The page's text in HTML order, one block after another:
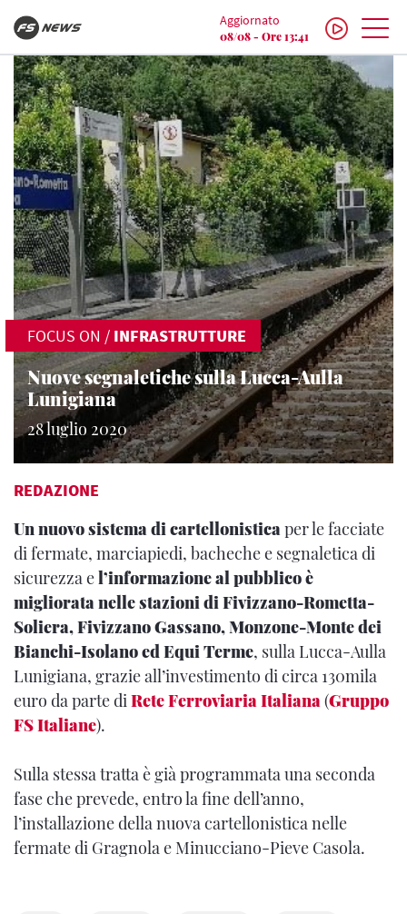
Aggiornato
08/08 - Ore 13:41
FOCUS ON / INFRASTRUTTURE
Nuove segnaletiche sulla Lucca-Aulla
Lunigiana
28 luglio 2020
REDAZIONE
Un nuovo sistema di cartellonisticaper le facciate
di fermate, marciapiedi, bacheche e segnaletica di
sicurezza el’informazione al pubblico è
migliorata nelle stazioni di Fivizzano-Rometta-
Soliera, Fivizzano Gassano, Monzone-Monte dei
Bianchi-Isolano ed Equi Terme, sulla Lucca-Aulla
Lunigiana, grazie all’investimento di circa 130mila
euro da parte diRete Ferroviaria Italiana(Gruppo
FS Italiane).
Sulla stessa tratta è già programmata una seconda
fase che prevede, entro la fine dell’anno,
l’installazione della nuova cartellonistica nelle
fermate di Gragnola e Minucciano-Pieve Casola.